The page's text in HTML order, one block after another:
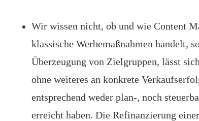
Wir wissen nicht, ob und wie Content
klassische Werbemaßnahmen handelt,
Überzeugung von Zielgruppen, lässt
ohne weiteres an konkrete
entsprechend weder plan-, noch
erreicht haben. Die Refinanzierung